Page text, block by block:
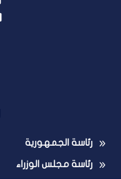
رئاسة الجمهورية
رئاسة مجلس الوزراء